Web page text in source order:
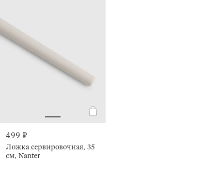
499 ₽
Ложка сервировочная, 35
см, Nanter